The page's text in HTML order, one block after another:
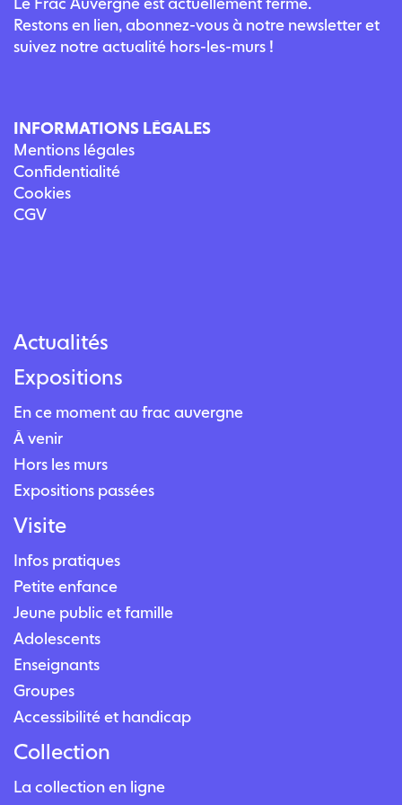
Restons en lien, abonnez-vous à notre newsletter et
suivez notre actualité hors-les-murs !
INFORMATIONS LÉGALES
Mentions légales
Confidentialité
Cookies
CGV
Actualités
Expositions
En ce moment au frac auvergne
À venir
Hors les murs
Expositions passées
Visite
Infos pratiques
Petite enfance
Jeune public et famille
Adolescents
Enseignants
Groupes
Accessibilité et handicap
Collection
La collection en ligne